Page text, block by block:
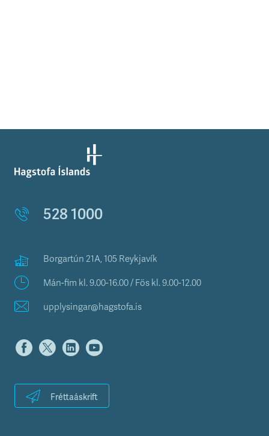
528 1000
Borgartún 21A, 105 Reykjavík
Mán-fim kl. 9.00-16.00 / Fös kl. 9.00-12.00
upplysingar@hagstofa.is
Fréttaáskrift